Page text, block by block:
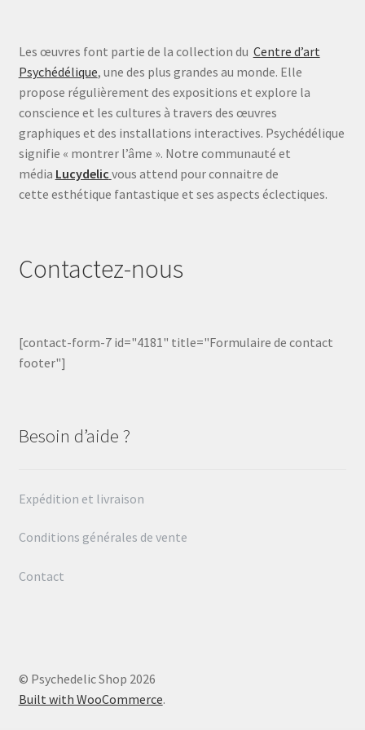
Les œuvres font partie de la collection du Centre d’art
Psychédélique, une des plus grandes au monde. Elle
propose régulièrement des expositions et explore la
conscience et les cultures à travers des œuvres
graphiques et des installations interactives. Psychédélique
signifie « montrer l’âme ». Notre communauté et
média Lucydelic vous attend pour connaitre de
cette esthétique fantastique et ses aspects éclectiques.
Contactez-nous
[contact-form-7 id="4181" title="Formulaire de contact
footer"]
Besoin d’aide ?
Expédition et livraison
Conditions générales de vente
Contact
© Psychedelic Shop 2026
Built with WooCommerce.